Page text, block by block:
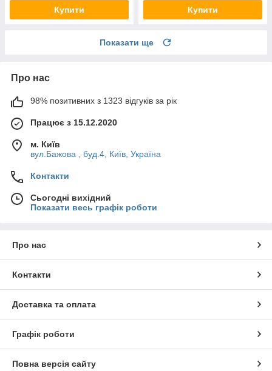
Купити Купити
Показати ще
Про нас
98% позитивних з 1323 відгуків за рік
Працює з 15.12.2020
м. Київ
вул.Бажова , буд.4, Київ, Україна
Контакти
Сьогодні вихідний
Показати весь графік роботи
Про нас
Контакти
Доставка та оплата
Графік роботи
Повна версія сайту